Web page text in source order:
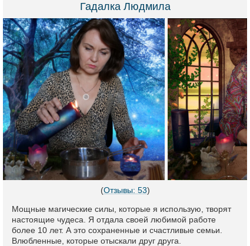
Гадалка Людмила
(Отзывы: 53)
Мощные магические силы, которые я использую, творят
настоящие чудеса. Я отдала своей любимой работе
более 10 лет. А это сохраненные и счастливые семьи.
Влюбленные, которые отыскали друг друга.